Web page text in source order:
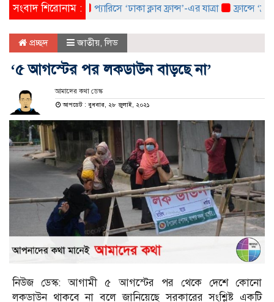
সংবাদ শিরোনাম :প্যারিসে ‘ঢাকা ক্লাব ফ্রান্স’-এর যাত্রা ফ্রান্সে
প্রচ্ছদ জাতীয়,লিড
‘৫ আগস্টের পর লকডাউন বাড়ছে না’
আমাদের কথা ডেস্ক
আপডেট : বুধবার, ২৮ জুলাই, ২০২১
নিউজ ডেস্ক: আগামী ৫ আগস্টের পর থেকে দেশে কোনো
লকডাউন থাকবে না বলে জানিয়েছে সরকারের সংশ্লিষ্ট একটি